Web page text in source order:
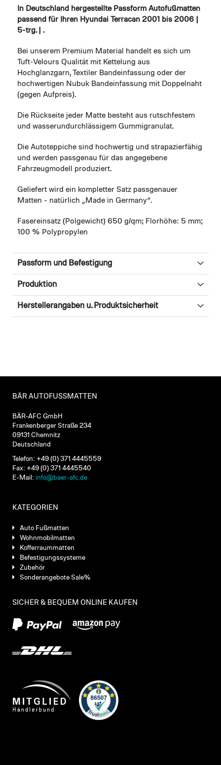
In Deutschland hergestellte Passform Autofußmatten
passend für Ihren Hyundai Terracan 2001 bis 2006 |
5-trg. | .
Bei unserem Premium Material handelt es sich um
Tuft-Velours Qualität mit Kettelung aus
Hochglanzgarn, Textiler Bandeinfassung oder der
hochwertigen Nubuk Bandeinfassung mit Doppelnaht
(gegen Aufpreis).
Die Rückseite jeder Matte besteht aus rutschfestem
und wasserundurchlässigem Gummigranulat.
Die Autoteppiche sind hochwertig und strapazierfähig
und werden passgenau für das angegebene
Fahrzeugmodell produziert.
Geliefert wird ein kompletter Satz passgenauer
Matten - natürlich „Made in Germany“.
Fasereinsatz (Polgewicht) 650 g/qm; Florhöhe: 5 mm;
100 % Polypropylen
Passform und Befestigung
Produktion
Herstellerangaben u. Produktsicherheit
BÄR AUTOFUSSMATTEN
BÄR-AFC GmbH
Frankenberger Straße 234
09131 Chemnitz
Deutschland
Telefon: +49 (0) 371 4445559
Fax: +49 (0) 371 4445540
E-Mail: info@baer-afc.de
KATEGORIEN
Auto Fußmatten
Wohnmobilmatten
Kofferraummatten
Befestigungssysteme
Zubehör
Sonderangebote Sale%
SICHER & BEQUEM ONLINE KAUFEN